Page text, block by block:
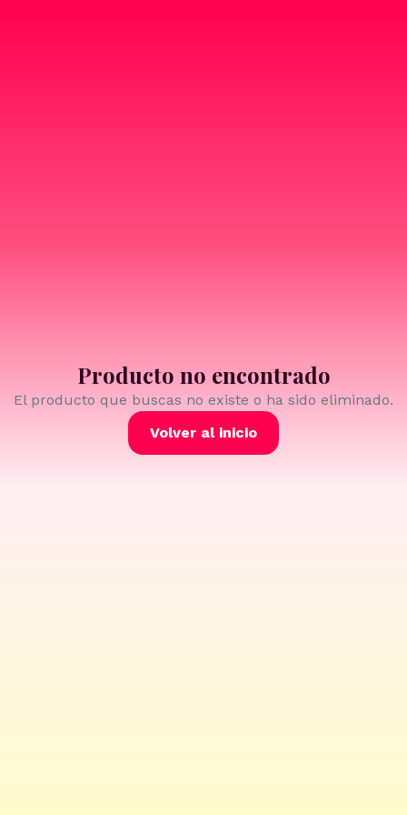
Producto no encontrado
El producto que buscas no existe o ha sido eliminado.
Volver al inicio